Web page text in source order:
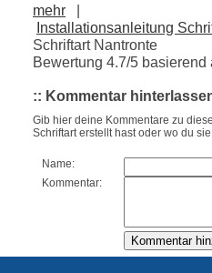
mehr
|
Installationsanleitung
Schriftart Nantronte
Bewertung 4.7/5 basierend
:: Kommentar
Gib hier deine Kommentare zu
Schriftart erstellt hast oder wo du
Name:
Kommentar: